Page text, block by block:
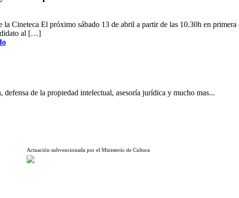
Cineteca El próximo sábado 13 de abril a partir de las 10.30h en primera
al […]
de la propiedad intelectual, asesoría jurídica y mucho mas...
Actuación subvencionada por el Ministerio de Cultura